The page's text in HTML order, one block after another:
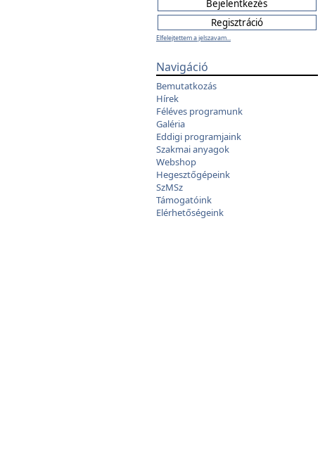
Elfelejtettem a jelszavam...
Navigáció
Bemutatkozás
Hírek
Féléves programunk
Galéria
Eddigi programjaink
Szakmai anyagok
Webshop
Hegesztőgépeink
SzMSz
Támogatóink
Elérhetőségeink